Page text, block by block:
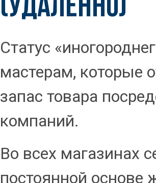
(УДАЛЕННО)
Статус
мастерам, которые
запас товара
компаний.
Во всех магазинах
постоянной